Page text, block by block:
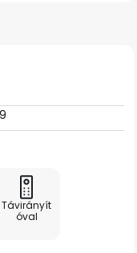
Távirányít
óval